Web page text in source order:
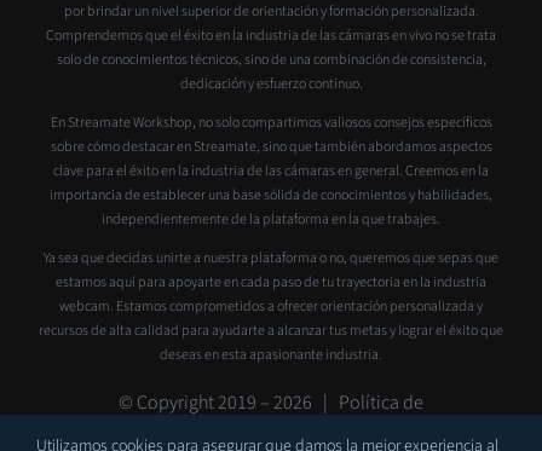
por brindar un nivel superior de orientación y formación personalizada.
Comprendemos que el éxito en la industria de las cámaras en vivo no se trata
solo de conocimientos técnicos, sino de una combinación de consistencia,
dedicación y esfuerzo continuo.
En Streamate Workshop, no solo compartimos valiosos consejos específicos
sobre cómo destacar en Streamate, sino que también abordamos aspectos
clave para el éxito en la industria de las cámaras en general. Creemos en la
importancia de establecer una base sólida de conocimientos y habilidades,
independientemente de la plataforma en la que trabajes.
Ya sea que decidas unirte a nuestra plataforma o no, queremos que sepas que
estamos aquí para apoyarte en cada paso de tu trayectoria en la industria
webcam. Estamos comprometidos a ofrecer orientación personalizada y
recursos de alta calidad para ayudarte a alcanzar tus metas y lograr el éxito que
deseas en esta apasionante industria.
© Copyright 2019 –2026 | Política de
privacidad
Contacto Soporte
Utilizamos cookies para asegurar que damos la mejor experiencia al